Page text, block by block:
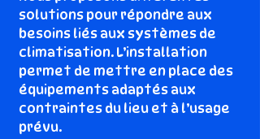
solutions pour répondre aux
besoins liés aux systèmes de
climatisation. L’installation
permet de mettre en place des
équipements adaptés aux
contraintes du lieu et à l’usage
prévu.